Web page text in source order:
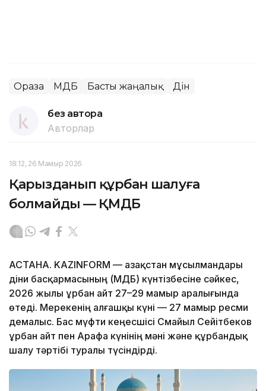
Ораза ҚМДБ Басты жаңалық Дін
без автора
Авторлар
18:12, 26 Мамыр 2026
Қарызданып құрбан шалуға
болмайды — ҚМДБ
АСТАНА. KAZINFORM — Қазақстан мұсылмандары
діни басқармасының (ҚМДБ) күнтізбесіне сәйкес,
2026 жылы Құрбан айт 27–29 мамыр аралығында
өтеді. Мерекенің алғашқы күні — 27 мамыр ресми
демалыс. Бас мүфти кеңесшісі Смайыл Сейітбеков
Құрбан айт пен Арафа күнінің мәні және құрбандық
шалу тәртібі туралы түсіндірді.